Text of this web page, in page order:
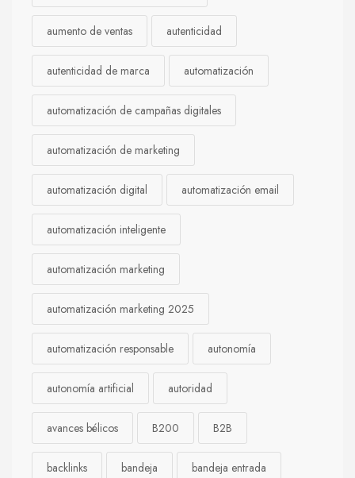
aumento de ventas autenticidad
autenticidad de marca automatización
automatización de campañas digitales
automatización de marketing
automatización digital automatización email
automatización inteligente
automatización marketing
automatización marketing 2025
automatización responsable autonomía
autonomía artificial autoridad
avances bélicos B200 B2B
backlinks bandeja bandeja entrada